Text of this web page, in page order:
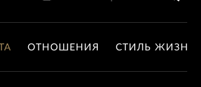
ОТНОШЕНИЯ СТИЛЬ ЖИЗНИ